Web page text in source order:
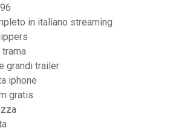
in italiano streaming
trama
grandi trailer
iphone
gratis